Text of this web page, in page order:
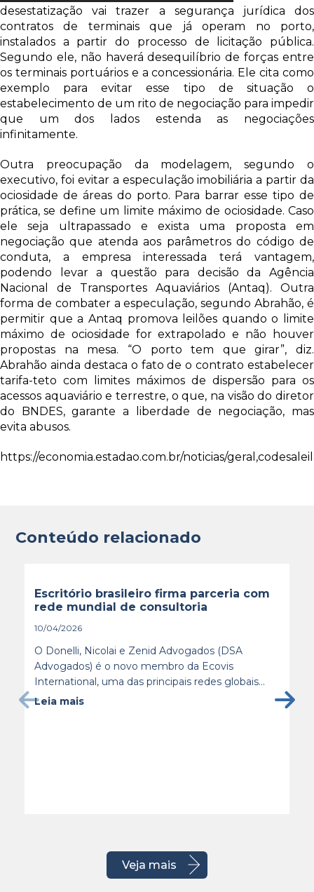
desestatização vai trazer a segurança jurídica dos
contratos de terminais que já operam no porto,
instalados a partir do processo de licitação pública.
Segundo ele, não haverá desequilíbrio de forças entre
os terminais portuários e a concessionária. Ele cita como
exemplo para evitar esse tipo de situação o
estabelecimento de um rito de negociação para impedir
que um dos lados estenda as negociações
infinitamente.
Outra preocupação da modelagem, segundo o
executivo, foi evitar a especulação imobiliária a partir da
ociosidade de áreas do porto. Para barrar esse tipo de
prática, se define um limite máximo de ociosidade. Caso
ele seja ultrapassado e exista uma proposta em
negociação que atenda aos parâmetros do código de
conduta, a empresa interessada terá vantagem,
podendo levar a questão para decisão da Agência
Nacional de Transportes Aquaviários (Antaq). Outra
forma de combater a especulação, segundo Abrahão, é
permitir que a Antaq promova leilões quando o limite
máximo de ociosidade for extrapolado e não houver
propostas na mesa. “O porto tem que girar”, diz.
Abrahão ainda destaca o fato de o contrato estabelecer
tarifa-teto com limites máximos de dispersão para os
acessos aquaviário e terrestre, o que, na visão do diretor
do BNDES, garante a liberdade de negociação, mas
evita abusos.
https://economia.estadao.com.br/noticias/
Conteúdo relacionado
Escritório brasileiro firma parceria com
rede mundial de consultoria
10/04/2026
O Donelli, Nicolai e Zenid Advogados (DSA
Advogados) é o novo membro da Ecovis
International, uma das principais redes globais...
Leia mais
Veja mais